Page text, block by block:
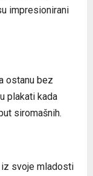
impresionirani
ostanu bez
plakati kada
siromašnih.
svoje mladosti